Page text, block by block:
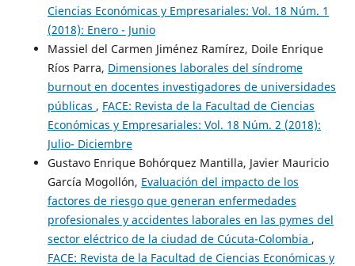
Ciencias Económicas y Empresariales: Vol. 18 Núm. 1
(2018): Enero - Junio
Massiel del Carmen Jiménez Ramírez, Doile Enrique
Ríos Parra, Dimensiones laborales del síndrome
burnout en docentes investigadores de universidades
públicas , FACE: Revista de la Facultad de Ciencias
Económicas y Empresariales: Vol. 18 Núm. 2 (2018):
Julio- Diciembre
Gustavo Enrique Bohórquez Mantilla, Javier Mauricio
García Mogollón, Evaluación del impacto de los
factores de riesgo que generan enfermedades
profesionales y accidentes laborales en las pymes del
sector eléctrico de la ciudad de Cúcuta-Colombia ,
FACE: Revista de la Facultad de Ciencias Económicas y